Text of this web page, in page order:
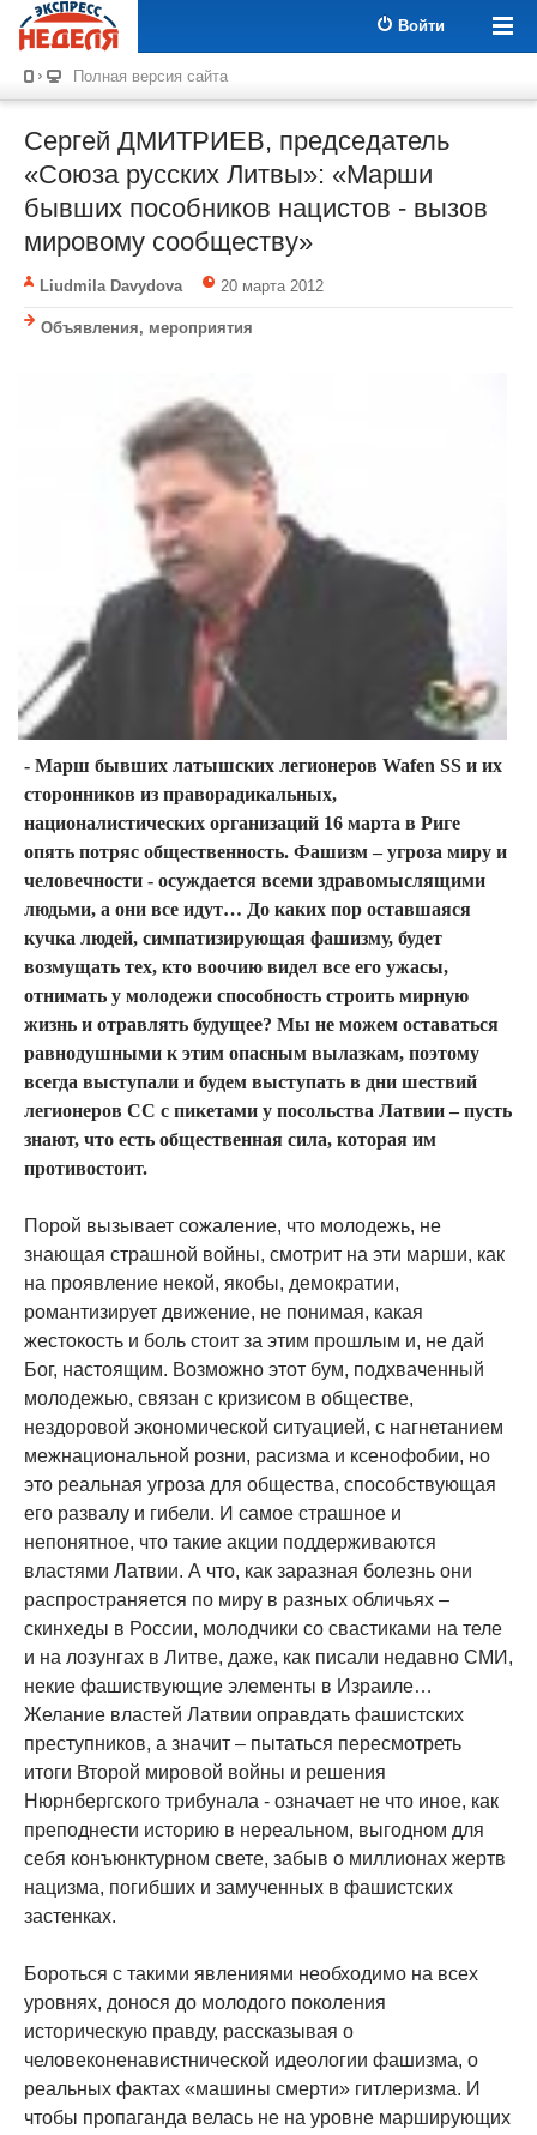
Войти
Полная версия сайта
Сергей ДМИТРИЕВ, председатель
«Союза русских Литвы»: «Марши
бывших пособников нацистов - вызов
мировому сообществу»
Liudmila Davydova 20 марта 2012
Объявления, мероприятия
- Марш бывших латышских легионеров Wafen SS и их
сторонников из праворадикальных,
националистических организаций 16 марта в Риге
опять потряс общественность. Фашизм – угроза миру и
человечности - осуждается всеми здравомыслящими
людьми, а они все идут… До каких пор оставшаяся
кучка людей, симпатизирующая фашизму, будет
возмущать тех, кто воочию видел все его ужасы,
отнимать у молодежи способность строить мирную
жизнь и отравлять будущее? Мы не можем оставаться
равнодушными к этим опасным вылазкам, поэтому
всегда выступали и будем выступать в дни шествий
легионеров СС с пикетами у посольства Латвии – пусть
знают, что есть общественная сила, которая им
противостоит.
Порой вызывает сожаление, что молодежь, не
знающая страшной войны, смотрит на эти марши, как
на проявление некой, якобы, демократии,
романтизирует движение, не понимая, какая
жестокость и боль стоит за этим прошлым и, не дай
Бог, настоящим. Возможно этот бум, подхваченный
молодежью, связан с кризисом в обществе,
нездоровой экономической ситуацией, с нагнетанием
межнациональной розни, расизма и ксенофобии, но
это реальная угроза для общества, способствующая
его развалу и гибели. И самое страшное и
непонятное, что такие акции поддерживаются
властями Латвии. А что, как заразная болезнь они
распространяется по миру в разных обличьях –
скинхеды в России, молодчики со свастиками на теле
и на лозунгах в Литве, даже, как писали недавно СМИ,
некие фашиствующие элементы в Израиле…
Желание властей Латвии оправдать фашистских
преступников, а значит – пытаться пересмотреть
итоги Второй мировой войны и решения
Нюрнбергского трибунала - означает не что иное, как
преподнести историю в нереальном, выгодном для
себя конъюнктурном свете, забыв о миллионах жертв
нацизма, погибших и замученных в фашистских
застенках.
Бороться с такими явлениями необходимо на всех
уровнях, донося до молодого поколения
историческую правду, рассказывая о
человеконенавистнической идеологии фашизма, о
реальных фактах «машины смерти» гитлеризма. И
чтобы пропаганда велась не на уровне марширующих